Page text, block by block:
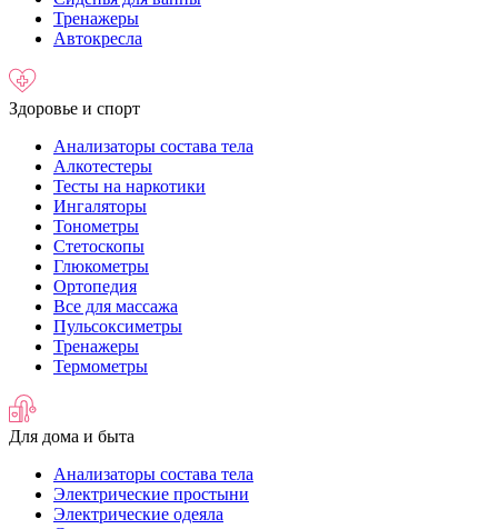
Тренажеры
Автокресла
Здоровье и спорт
Анализаторы состава тела
Алкотестеры
Тесты на наркотики
Ингаляторы
Тонометры
Стетоскопы
Глюкометры
Ортопедия
Все для массажа
Пульсоксиметры
Тренажеры
Термометры
Для дома и быта
Анализаторы состава тела
Электрические простыни
Электрические одеяла